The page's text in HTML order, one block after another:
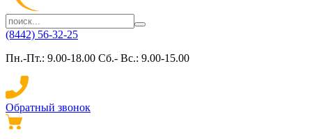
(8442) 56-32-25
Пн.-Пт.: 9.00-18.00 Сб.- Вс.: 9.00-15.00
Обратный звонок